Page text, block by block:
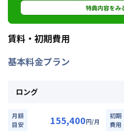
定員
2名
駐車場
なし
次回更新日
情報更新日
特典内容をみ
特典内容
きにさせていただきます。
です。※延長・再契約の際
ません。★ご希望の入居日
も賃料半額・初期費用お値
賃料・初期費用
基本料金プラン
ロング
月額
目安
155,400円/月
初期
費用